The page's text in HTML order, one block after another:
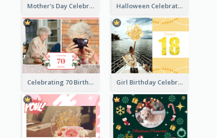
Mother's Day Celebration Photo Book Halloween Celebration Photo Book
Celebrating 70 Birthday Celebration Photo Book Girl Birthday Celebration Photo Book